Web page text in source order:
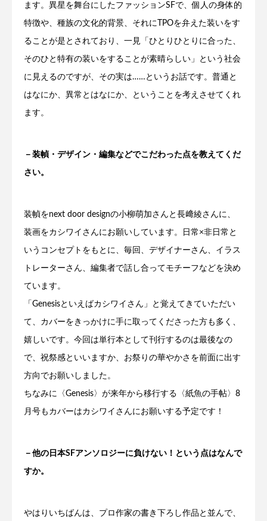
ます。異星を舞台にしたファッションSFで、個人の身体的
特徴や、種族の文化的背景、それにTPOを弁えた装いをす
ることが是とされており、一見「ひとりひとりに合った、
そのひと特有の装いをすることが素晴らしい」という社会
に見えるのですが、その実は……というお話です。普通と
はなにか、異常とはなにか、ということを考えさせてくれ
ます。
－装幀・デザイン・編集などでこだわった点を教えてくだ
さい。
装幀をnext door designの小柳萌加さんと長﨑綾さんに、
装画をカシワイさんにお願いしています。日常×非日常と
いうコンセプトをもとに、毎回、デザイナーさん、イラス
トレーターさん、編集者で話し合ってモチーフなどを決め
ています。
「Genesisといえばカシワイさん」と覚えてきていただい
て、カバーをきっかけに手に取ってくださった方も多く、
嬉しいです。今回は単行本として刊行するのは最後なの
で、祝祭感といいますか、お祭りの華やかさを前面に出す
方向でお願いしました。
ちなみに〈Genesis〉が来年から移行する〈紙魚の手帖〉8
月号もカバーはカシワイさんにお願いする予定です！
－他の日本SFアンソロジーに負けない！という点はなんで
すか。
やはりいちばんは、プロ作家の書き下ろし作品と並んで、